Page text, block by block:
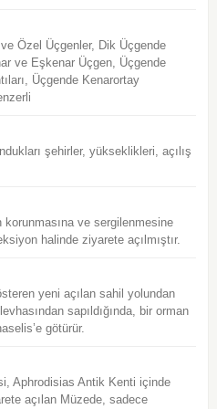
Özel Üçgenler, Dik Üçgende
ve Eşkenar Üçgen, Üçgende
Üçgende Kenarortay
şehirler, yükseklikleri, açılış
ve sergilenmesine
halinde ziyarete açılmıştır.
yeni açılan sahil yolundan
sapıldığında, bir orman
götürür.
Aphrodisias Antik Kenti içinde
açılan Müzede, sadece